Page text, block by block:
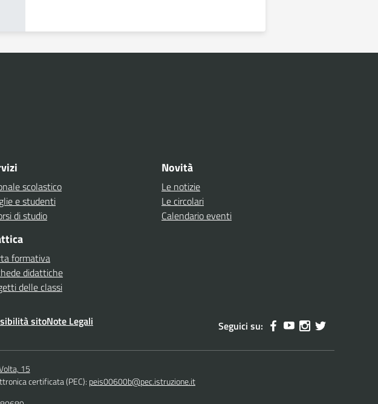
scolastico
e studenti
di studio
formativa
didattiche
delle classi
Novità
Le notizie
Le circolari
Calendario eventi
sitoNote Legali Seguici su:
15
certificata (PEC): peis00600b@pec.istruzione.it